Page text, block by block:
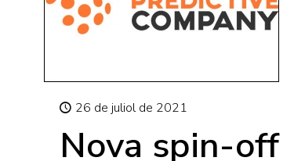
26 de juliol de 2021
Nova spin-off